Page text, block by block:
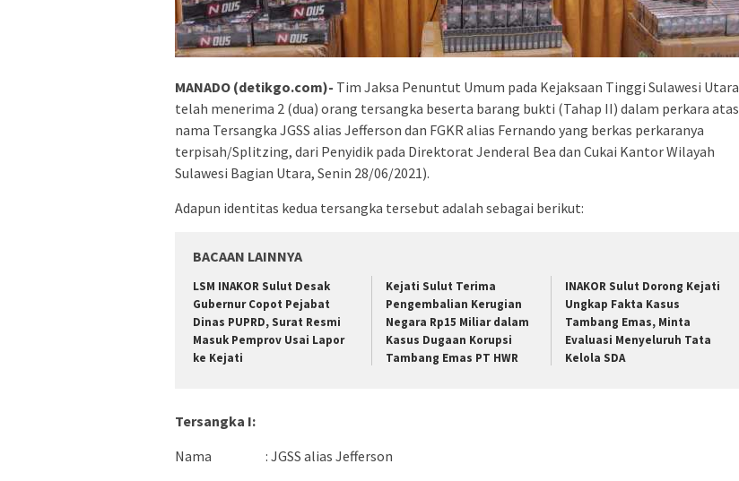
MANADO (detikgo.com)- Tim Jaksa Penuntut Umum pada Kejaksaan Tinggi Sulawesi Utara
telah menerima 2 (dua) orang tersangka beserta barang bukti (Tahap II) dalam perkara atas
nama Tersangka JGSS alias Jefferson dan FGKR alias Fernando yang berkas perkaranya
terpisah/Splitzing, dari Penyidik pada Direktorat Jenderal Bea dan Cukai Kantor Wilayah
Sulawesi Bagian Utara, Senin 28/06/2021).
Adapun identitas kedua tersangka tersebut adalah sebagai berikut:
BACAAN LAINNYA
LSM INAKOR Sulut Desak
Gubernur Copot Pejabat
Dinas PUPRD, Surat Resmi
Masuk Pemprov Usai Lapor
ke Kejati
Kejati Sulut Terima
Pengembalian Kerugian
Negara Rp15 Miliar dalam
Kasus Dugaan Korupsi
Tambang Emas PT HWR
INAKOR Sulut Dorong Kejati
Ungkap Fakta Kasus
Tambang Emas, Minta
Evaluasi Menyeluruh Tata
Kelola SDA
Tersangka I:
Nama
: JGSS alias Jefferson